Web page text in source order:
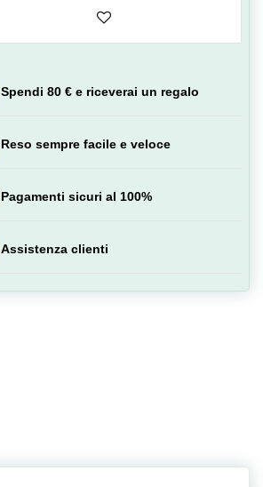
Spendi 80 € e riceverai un regalo
Reso sempre facile e veloce
Pagamenti sicuri al 100%
Assistenza clienti